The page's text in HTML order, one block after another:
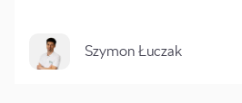
Szymon Łuczak